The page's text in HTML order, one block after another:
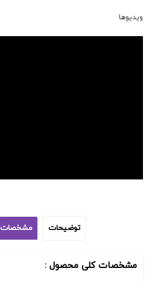
ویدیوها
توضیحات مشخصات
مشخصات کلی محصول :